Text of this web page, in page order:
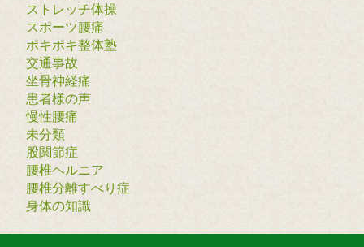
ストレッチ体操
スポーツ腰痛
ポキポキ整体塾
交通事故
坐骨神経痛
患者様の声
慢性腰痛
未分類
股関節症
腰椎ヘルニア
腰椎分離すべり症
身体の知識